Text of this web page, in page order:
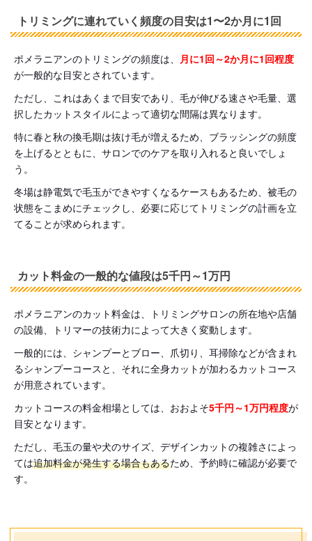
トリミングに連れていく頻度の目安は1〜2か月に1回
ポメラニアンのトリミングの頻度は、 月に1回～2か月に1回程度
が一般的な目安とされています。
ただし、これはあくまで目安であり、毛が伸びる速さや毛量、選
択したカットスタイルによって適切な間隔は異なります。
特に春と秋の換毛期は抜け毛が増えるため、ブラッシングの頻度
を上げるとともに、サロンでのケアを取り入れると良いでしょ
う。
冬場は静電気で毛玉ができやすくなるケースもあるため、被毛の
状態をこまめにチェックし、必要に応じてトリミングの計画を立
てることが求められます。
カット料金の一般的な値段は5千円～1万円
ポメラニアンのカット料金は、トリミングサロンの所在地や店舗
の設備、トリマーの技術力によって大きく変動します。
一般的には、シャンプーとブロー、爪切り、耳掃除などが含まれ
るシャンプーコースと、それに全身カットが加わるカットコース
が用意されています。
カットコースの料金相場としては、おおよそ5千円～1万円程度が
目安となります。
ただし、毛玉の量や犬のサイズ、デザインカットの複雑さによっ
ては追加料金が発生する場合もあるため、予約時に確認が必要で
す。